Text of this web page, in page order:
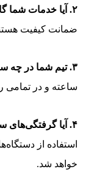
۲. آیا خدمات شما گارانتی دارد؟
ضمانت کیفیت
۳. تیم شما در چه ساعاتی فعالیت دارد؟
ساعته و در تمامی
۴. آیا گرفتگی‌های سخت هم برطرف می‌شود؟
استفاده از
خواهد شد.